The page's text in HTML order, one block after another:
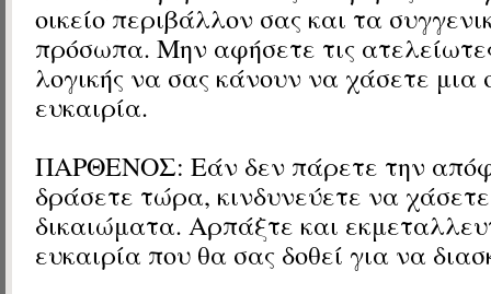
οικείο περιβάλλον σας και τα
πρόσωπα. Μην αφήσετε τις
λογικής να σας κάνουν να χάσετε μια
ευκαιρία.
ΠΑΡΘΕΝΟΣ: Εάν δεν πάρετε την
δράσετε τώρα, κινδυνεύετε να
δικαιώματα. Αρπάξτε και
ευκαιρία που θα σας δοθεί για να